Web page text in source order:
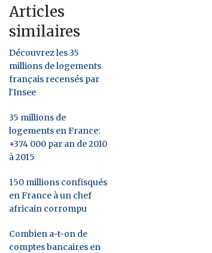
Placements & banques
Articles
similaires
Découvrez les 35
millions de logements
français recensés par
l'Insee
35 millions de
logements en France:
+374 000 par an de 2010
à 2015
150 millions confisqués
en France à un chef
africain corrompu
Combien a-t-on de
comptes bancaires en